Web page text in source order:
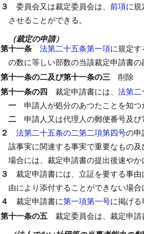
３ 委員会又は裁定委員会は、 前項に
させることができる。
（裁定の申請）
第十一条 法第二十五条第一項に規定
の数に等しい部数の当該裁定申請書
第十一条の二及び第十一条の三 削除
第十一条の四 裁定申請書には、 法第二
一 申請人が処分のあつたことを知つ
二 申請人又は代理人の郵便番号及
２ 法第二十五条の二第二項第四号の申
該事実に関連する事実で重要なもの及
場合には、裁定申請書の提出後速や
３ 裁定申請書には、立証を要する事
由により添付することができない場
４ 裁定申請書に第一項第一号に掲げ
第十一条の五 裁定委員会は、裁定申